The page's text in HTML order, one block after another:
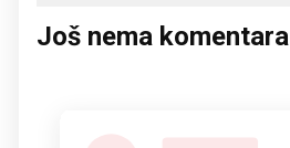
Još nema komentara